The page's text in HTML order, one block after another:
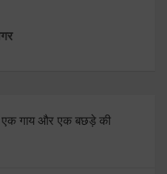
एक गाय और एक बछड़े की